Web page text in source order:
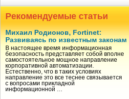
Рекомендуемые статьи
Михаил Родионов, Fortinet:
Развиваясь по известным законам
В настоящее время информационная
безопасность представляет собой вполне
самостоятельное мощное направление
корпоративной автоматизации.
Естественно, что в таких условиях
направление это все теснее связывается
с вопросами прикладной
информационной …